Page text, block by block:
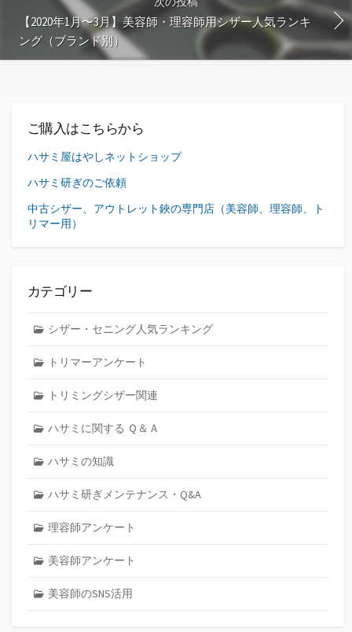
【2020年1月〜3月】美容師・理容師用シザー人気ランキ
ング（ブランド別）
ご購入はこちらから
ハサミ屋はやしネットショップ
ハサミ研ぎのご依頼
中古シザー、アウトレット鋏の専門店（美容師、理容師、ト
リマー用）
カテゴリー
シザー・セニング人気ランキング
トリマーアンケート
トリミングシザー関連
ハサミに関する Ｑ＆Ａ
ハサミの知識
ハサミ研ぎメンテナンス・Q&A
理容師アンケート
美容師アンケート
美容師のSNS活用